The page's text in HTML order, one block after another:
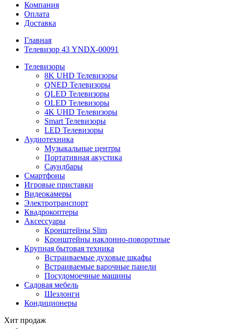
Компания
Оплата
Доставка
Главная
Телевизор 43 YNDX-00091
Телевизоры
8K UHD Телевизоры
QNED Телевизоры
QLED Телевизоры
OLED Телевизоры
4K UHD Телевизоры
Smart Телевизоры
LED Телевизоры
Аудиотехника
Музыкальные центры
Портативная акустика
Саундбары
Смартфоны
Игровые приставки
Видеокамеры
Электротранспорт
Квадрокоптеры
Аксессуары
Кронштейны Slim
Кронштейны наклонно-поворотные
Крупная бытовая техника
Встраиваемые духовые шкафы
Встраиваемые варочные панели
Посудомоечные машины
Садовая мебель
Шезлонги
Кондиционеры
Хит продаж